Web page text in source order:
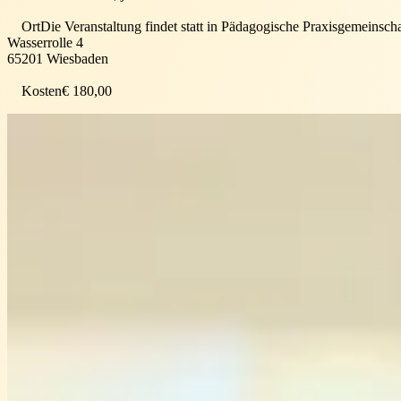
OrtDie Veranstaltung findet statt in Pädagogische
Wasserrolle 4
65201 Wiesbaden
Kosten€ 180,00